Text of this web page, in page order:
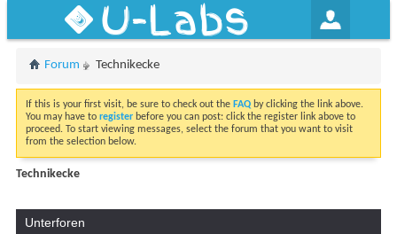
U-Labs
Forum Technikecke
If this is your first visit, be sure to check out the FAQ by clicking the link above.
You may have to register before you can post: click the register link above to
proceed. To start viewing messages, select the forum that you want to visit
from the selection below.
Technikecke
Unterforen